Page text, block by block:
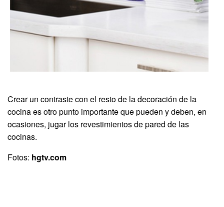
Crear un contraste con el resto de la decoración de la
cocina es otro punto importante que pueden y deben, en
ocasiones, jugar los revestimientos de pared de las
cocinas.
Fotos: hgtv.com